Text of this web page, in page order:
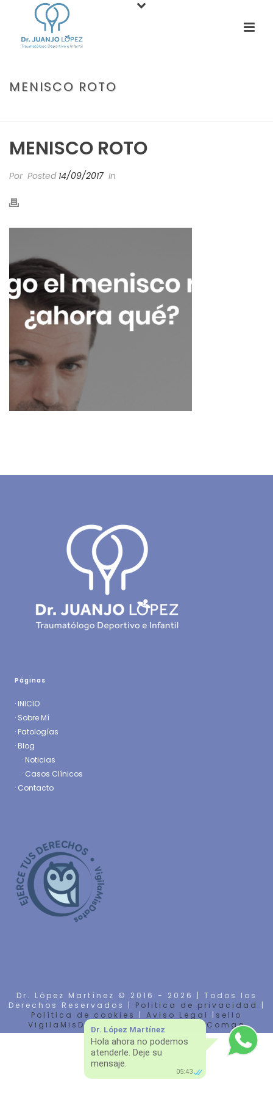
MENISCO ROTO
MENISCO ROTO
Por Posted 14/09/2017 In
Páginas
· INICIO
· Sobre Mí
· Patologías
· Blog
· Noticias
· Casos Clínicos
· Contacto
Dr. López Martínez © 2016 - 2026 | Todos los
Derechos Reservados | Politica de privacidad
|
Política de cookies
| Aviso Legal | sello
VigilaMisDatos | Diseño Web porComga
Dr. López Martínez
Hola ahora no podemos
atenderle. Deje su
mensaje.
05:43